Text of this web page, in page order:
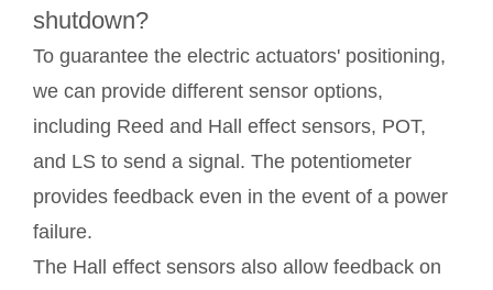
shutdown?
To guarantee the electric actuators' positioning,
we can provide different sensor options,
including Reed and Hall effect sensors, POT,
and LS to send a signal. The potentiometer
provides feedback even in the event of a power
failure.
The Hall effect sensors also allow feedback on